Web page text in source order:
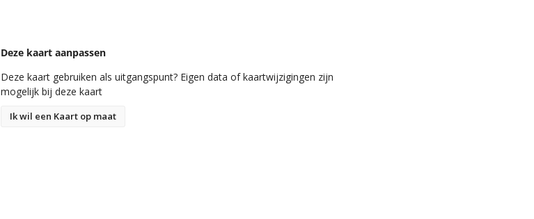
Deze kaart aanpassen
Deze kaart gebruiken als uitgangspunt? Eigen data of kaartwijzigingen zijn
mogelijk bij deze kaart
Ik wil een Kaart op maat